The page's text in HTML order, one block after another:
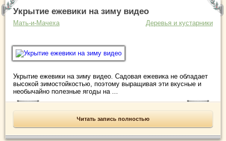
Укрытие ежевики на зиму видео
Мать-и-Мачеха Деревья и кустарники
Укрытие ежевики на зиму видео. Садовая ежевика не обладает
высокой зимостойкостью, поэтому выращивая эти вкусные и
необычайно полезные ягоды на ...
Читать запись полностью